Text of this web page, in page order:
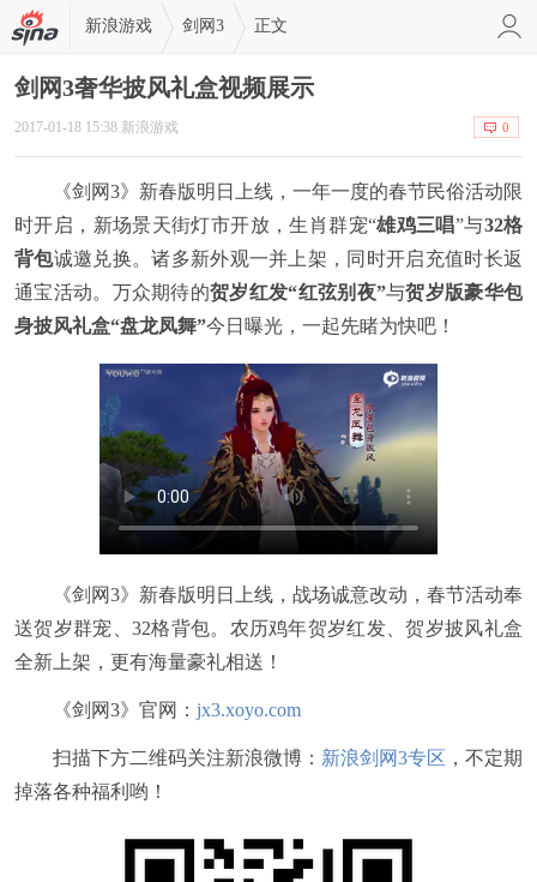
新浪游戏 剑网3 正文
剑网3奢华披风礼盒视频展示
2017-01-18 15:38 新浪游戏 0
《剑网3》新春版明日上线，一年一度的春节民俗活动限
时开启，新场景天街灯市开放，生肖群宠“雄鸡三唱”与32格
背包诚邀兑换。诸多新外观一并上架，同时开启充值时长返
通宝活动。万众期待的贺岁红发“红弦别夜”与贺岁版豪华包
身披风礼盒“盘龙凤舞”今日曝光，一起先睹为快吧！
《剑网3》新春版明日上线，战场诚意改动，春节活动奉
送贺岁群宠、32格背包。农历鸡年贺岁红发、贺岁披风礼盒
全新上架，更有海量豪礼相送！
《剑网3》官网： jx3.xoyo.com
扫描下方二维码关注新浪微博： 新浪剑网3专区 ，不定期
掉落各种福利哟！